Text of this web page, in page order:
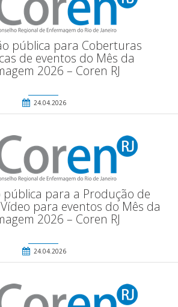
pública para Coberturas
de eventos do Mês da
2026 – Coren RJ
24.04.2026
pública para a Produção de
para eventos do Mês da
2026 – Coren RJ
24.04.2026